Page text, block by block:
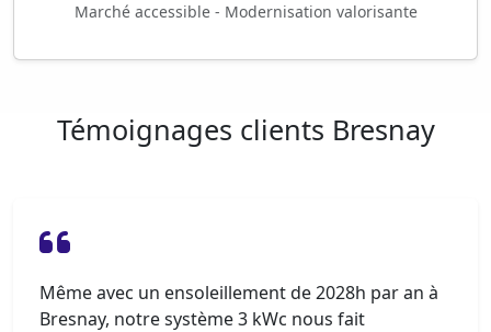
Marché accessible - Modernisation valorisante
Témoignages clients Bresnay
Même avec un ensoleillement de 2028h par an à
Bresnay, notre système 3 kWc nous fait